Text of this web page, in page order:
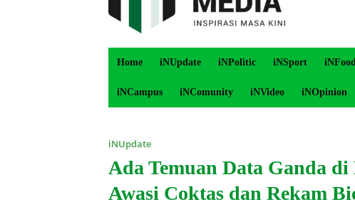
Home iNUpdate iNPolitic iNSport
iNCampus iNComunity iNVideo iNOpinion
iNUpdate
Ada Temuan Data Ganda
Awasi Coktas dan Rekam